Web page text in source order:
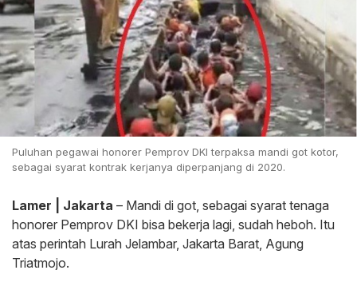
Puluhan pegawai honorer Pemprov DKI terpaksa mandi got kotor,
sebagai syarat kontrak kerjanya diperpanjang di 2020.
Lamer | Jakarta – Mandi di got, sebagai syarat tenaga
honorer Pemprov DKI bisa bekerja lagi, sudah heboh. Itu
atas perintah Lurah Jelambar, Jakarta Barat, Agung
Triatmojo.